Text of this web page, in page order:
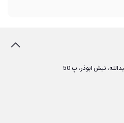
دفتر مرکزی: تهران، خ خواجه عبدالله، نبش ابوذر، پ 50